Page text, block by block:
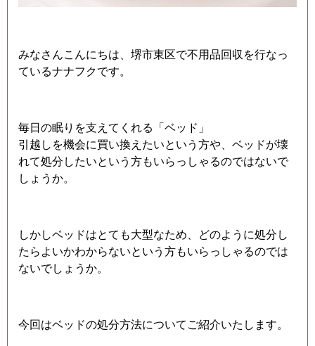
みなさんこんにちは、堺市東区で不用品回収を行なっ
ているナナフクです。
毎日の眠りを支えてくれる「ベッド」
引越しを機会に買い換えたいという方や、ベッドが壊
れて処分したいという方もいらっしゃるのではないで
しょうか。
しかしベッドはとても大型なため、どのように処分し
たらよいかわからないという方もいらっしゃるのでは
ないでしょうか。
今回はベッドの処分方法についてご紹介いたします。